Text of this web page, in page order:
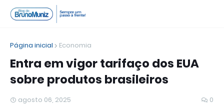
Página inicial Economia
Entra em vigor tarifaço dos EUA
sobre produtos brasileiros
agosto 06, 2025 0